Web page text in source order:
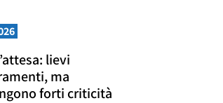
lievi
ma
forti criticità